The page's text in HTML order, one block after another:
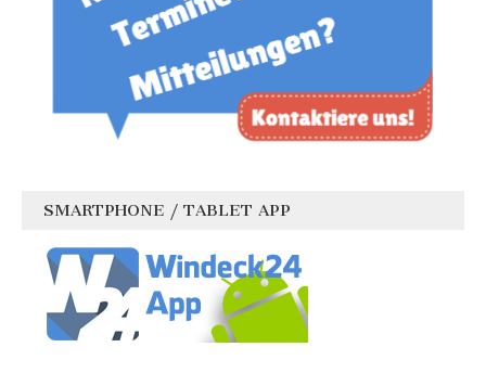
SMARTPHONE / TABLET APP